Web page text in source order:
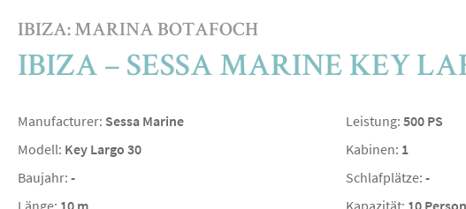
IBIZA: MARINA BOTAFOCH
IBIZA – SESSA MARINE KEY
Manufacturer: Sessa Marine
Modell: Key Largo 30
Baujahr: -
Länge: 10 m
Leistung: 500 PS
Kabinen: 1
Schlafplätze: -
Kapazität: 10